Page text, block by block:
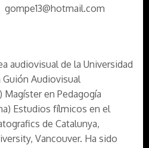
gompe13@hotmail.com
audiovisual de la Universidad
Guión Audiovisual
Magíster en Pedagogía
Estudios fílmicos en el
de Catalunya,
Vancouver. Ha sido